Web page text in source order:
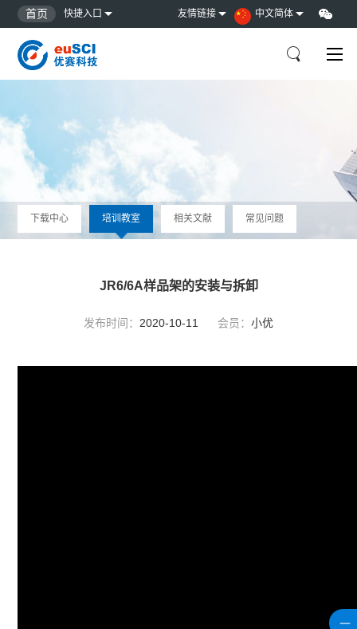
首页 快捷入口 友情链接 中文简体
下载中心 培训教室 相关文献 常见问题
JR6/6A样品架的安装与拆卸
发布时间： 2020-10-11 会员： 小优